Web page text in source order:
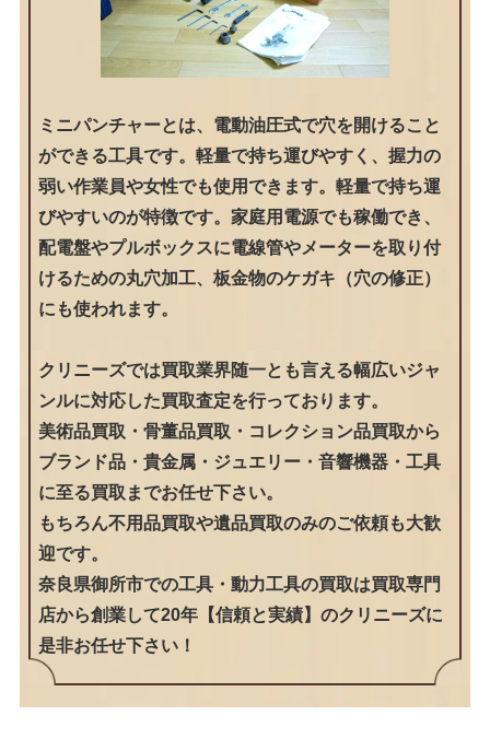
ミニパンチャーとは、電動油圧式で穴を開けること
ができる工具です。軽量で持ち運びやすく、握力の
弱い作業員や女性でも使用できます。軽量で持ち運
びやすいのが特徴です。家庭用電源でも稼働でき、
配電盤やプルボックスに電線管やメーターを取り付
けるための丸穴加工、板金物のケガキ（穴の修正）
にも使われます。
クリニーズでは買取業界随一とも言える幅広いジャ
ンルに対応した買取査定を行っております。
美術品買取・骨董品買取・コレクション品買取から
ブランド品・貴金属・ジュエリー・音響機器・工具
に至る買取までお任せ下さい。
もちろん不用品買取や遺品買取のみのご依頼も大歓
迎です。
奈良県御所市での工具・動力工具の買取は買取専門
店から創業して20年【信頼と実績】のクリニーズに
是非お任せ下さい！